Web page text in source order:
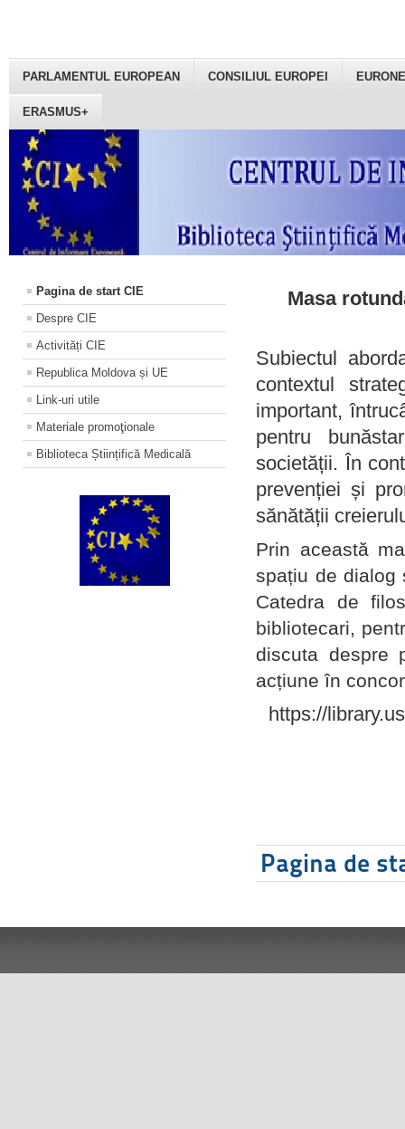
PARLAMENTUL EUROPEAN CONSILIUL EUROPEI
ERASMUS+
Pagina de start CIE
Despre CIE
Activități CIE
Republica Moldova și UE
Link-uri utile
Materiale promoţionale
Biblioteca Științifică Medicală
Masa
Subiectul
contextul
important,
pentru
societății. În
prevenției și
sănătății
Prin această
spațiu de dialog
Catedra de
bibliotecari,
discuta despre
acțiune în
https://
Pagina de